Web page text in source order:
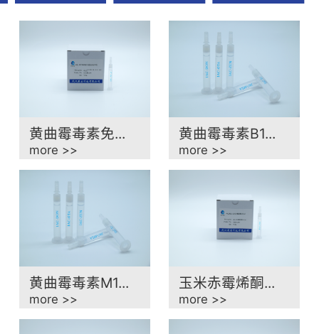
材
黄曲霉毒素免...
more >>
黄曲霉毒素B1...
more >>
黄曲霉毒素M1...
more >>
玉米赤霉烯酮...
more >>